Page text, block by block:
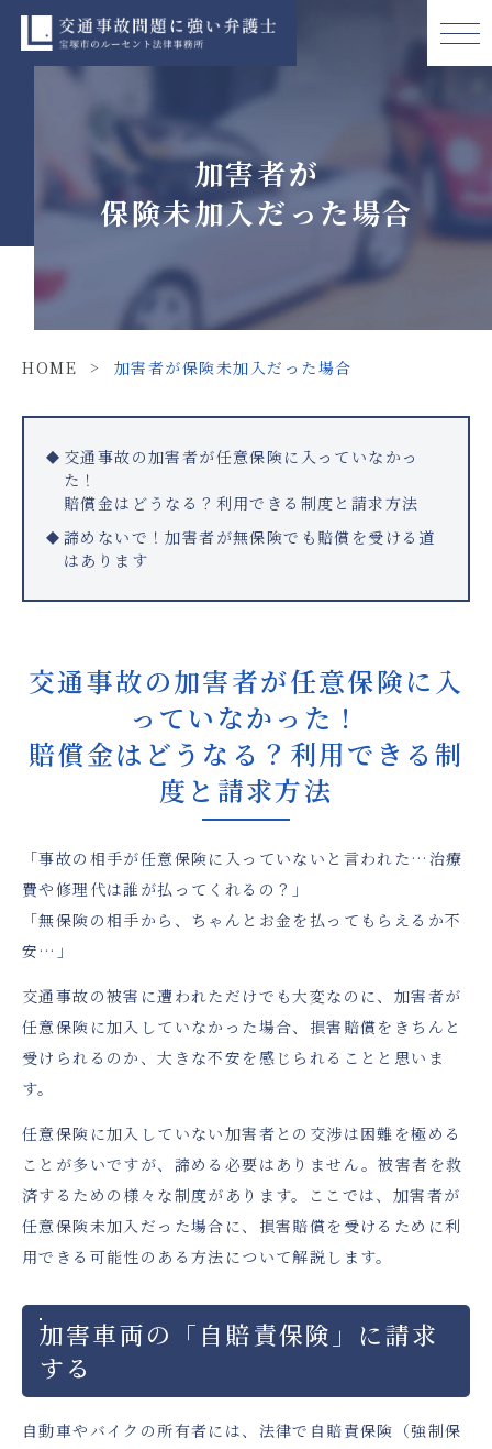
加害者が
保険未加入だった場合
HOME > 加害者が保険未加入だった場合
交通事故の加害者が任意保険に入っていなかっ
た！
賠償金はどうなる？利用できる制度と請求方法
諦めないで！加害者が無保険でも賠償を受ける道
はあります
交通事故の加害者が任意保険に入
っていなかった！
賠償金はどうなる？利用できる制
度と請求方法
「事故の相手が任意保険に入っていないと言われた…治療
費や修理代は誰が払ってくれるの？」
「無保険の相手から、ちゃんとお金を払ってもらえるか不
安…」
交通事故の被害に遭われただけでも大変なのに、加害者が
任意保険に加入していなかった場合、損害賠償をきちんと
受けられるのか、大きな不安を感じられることと思いま
す。
任意保険に加入していない加害者との交渉は困難を極める
ことが多いですが、諦める必要はありません。被害者を救
済するための様々な制度があります。ここでは、加害者が
任意保険未加入だった場合に、損害賠償を受けるために利
用できる可能性のある方法について解説します。
加害車両の「自賠責保険」に請求
する
自動車やバイクの所有者には、法律で自賠責保険（強制保